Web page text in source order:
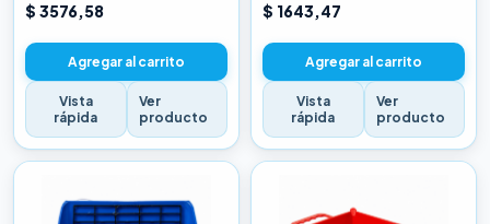
$ 3576,58
Agregar al carrito
Vista
rápida
Ver
producto
$ 1643,47
Agregar al carrito
Vista
rápida
Ver
producto